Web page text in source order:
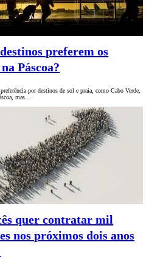
preferem os
Páscoa?
por destinos de sol e praia, como Cabo Verde,
mas…
quer contratar mil
nos próximos dois anos